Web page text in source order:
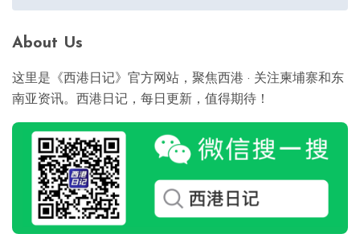
About Us
这里是《西港日记》官方网站，聚焦西港 · 关注柬埔寨和东
南亚资讯。西港日记，每日更新，值得期待！